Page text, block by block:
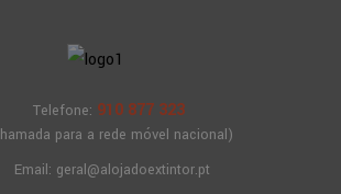
Telefone: 910 877 323
para a rede móvel nacional)
Email: geral@alojadoextintor.pt